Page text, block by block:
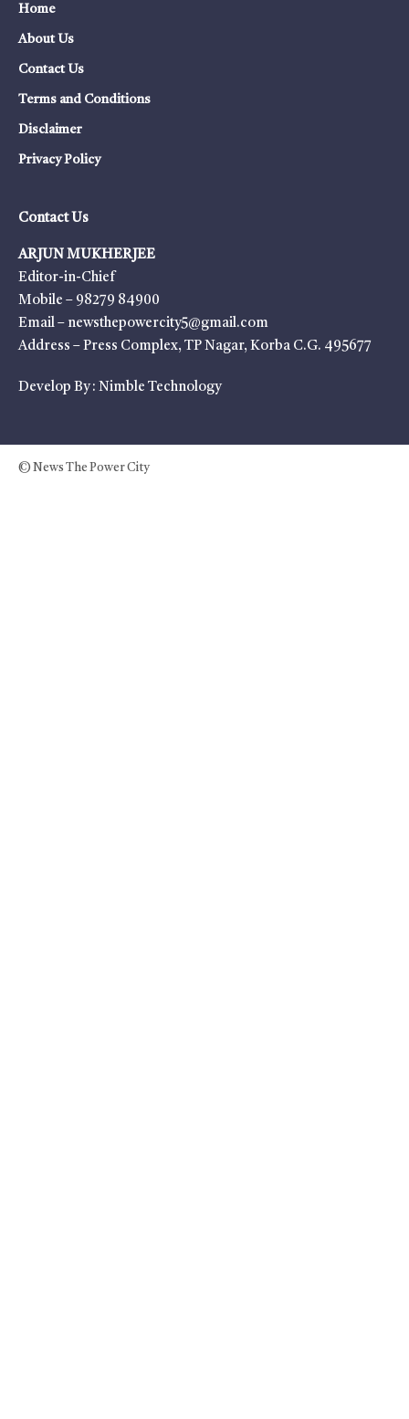
Home
About Us
Contact Us
Terms and Conditions
Disclaimer
Privacy Policy
Contact Us
ARJUN MUKHERJEE
Editor-in-Chief
Mobile – 98279 84900
Email – newsthepowercity5@gmail.com
Address – Press Complex, TP Nagar, Korba C.G. 495677
Develop By : Nimble Technology
© News The Power City